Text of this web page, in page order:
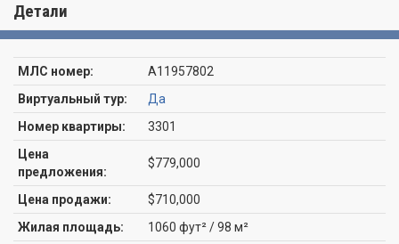
Детали
МЛС номер:
A11957802
Виртуальный тур:
Да
Номер квартиры:
3301
Цена
предложения:
$779,000
Цена продажи:
$710,000
Жилая площадь:
1060 фут² / 98 м²